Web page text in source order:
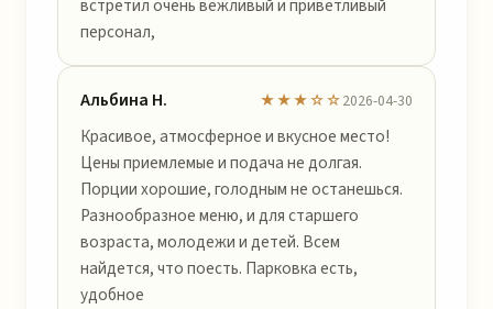
встретил очень вежливый и приветливый
персонал,
Альбина Н. ★★★☆☆2026-04-30
Красивое, атмосферное и вкусное место!
Цены приемлемые и подача не долгая.
Порции хорошие, голодным не останешься.
Разнообразное меню, и для старшего
возраста, молодежи и детей. Всем
найдется, что поесть. Парковка есть,
удобное